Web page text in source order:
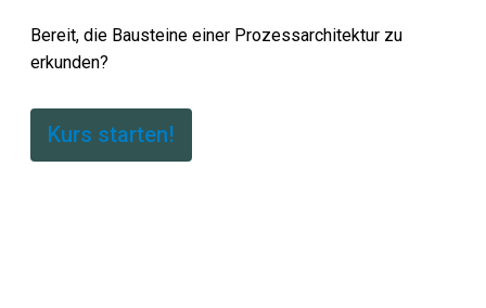
Bereit, die Bausteine einer Prozessarchitektur zu
erkunden?
Kurs starten!